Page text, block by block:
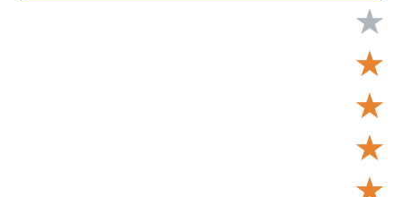
★
★
★
★